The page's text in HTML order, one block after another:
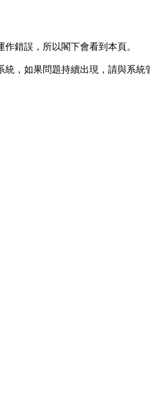
錯誤，所以閣下會看到本頁。
統，如果問題持續出現，請與系統